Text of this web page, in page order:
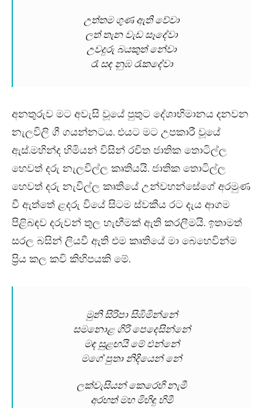
උත්තම ගුණ ඇති වේවා
ලත් තැන වැඩ සෑදේවා
උවදුරු බයකුත් නේවා
රෑ සඳ නුඹ රැකදේවා
අනතුරුව මට අවැසි වූයේ පුතුට දේශාභිමානය දනවන
නැලවිලි ගී ගයන්නටය. එයට මට උපකාරී වූයේ
ඇස්.මහින්ද හිමියන් විසින් රචිත ජාතික තොටිල්ල
හෙවත් දරු නැලවිල්ල කෘතියයි. ජාතික තොටිල්ල
හෙවත් දරු නැවිල්ල කෘතියේ උන්වහන්සේගේ අරමුණ
වී ඇත්තේ ළදරු වියේ සිටම ස්වකීය රට දැය ආගම
පිළිබඳව දරුවන් තුල හැඟීමක් ඇති කරලීමයි. ඉතාමත්
සරල බසින් ලියවී ඇති එම කෘතියේ මා බෙහෙවින්ම
ප්‍රිය කල කවි කිහිපයකි මේ.
මුනි සිරිපා සිඹිමින්නේ
සමනොළ ගිරි පෙදෙසින්නේ
මඳ සුළඟයි මේ එන්නේ
මගේ පුතා නිදියෙන් නේ
ලක්වැසියන් කෙරෙහි නැමී
අරහත් මහ මිහිඳු හිමී